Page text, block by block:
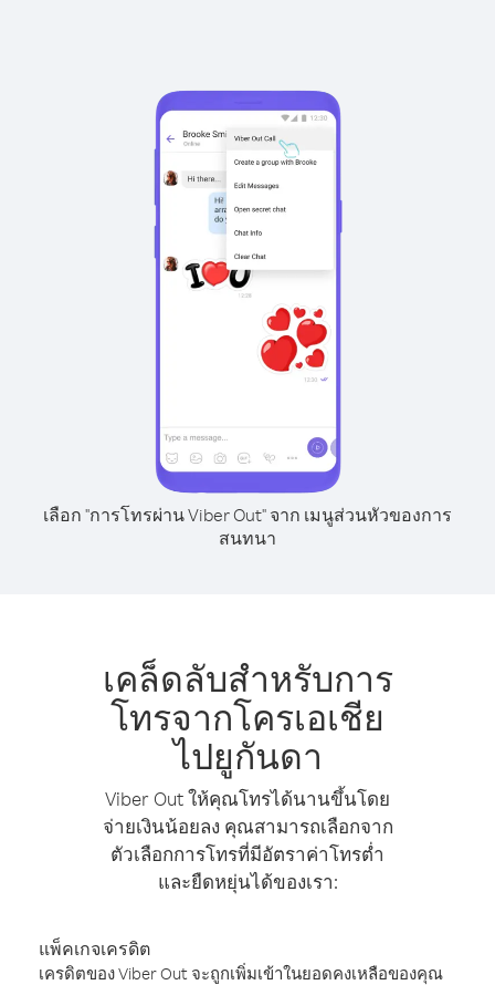
เลือก "การโทรผ่าน Viber Out" จาก เมนูส่วนหัวของการ
สนทนา
เคล็ดลับสำหรับการ
โทรจากโครเอเชีย
ไปยูกันดา
Viber Out ให้คุณโทรได้นานขึ้นโดย
จ่ายเงินน้อยลง คุณสามารถเลือกจาก
ตัวเลือกการโทรที่มีอัตราค่าโทรต่ำ
และยืดหยุ่นได้ของเรา:
แพ็คเกจเครดิต
เครดิตของ Viber Out จะถูกเพิ่มเข้าในยอดคงเหลือของคุณ